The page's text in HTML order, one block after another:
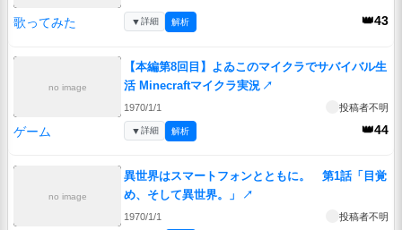
歌ってみた 👑43
▼詳細 解析
no image
【本編第8回目】よゐこのマイクラでサバイバル生
活 Minecraftマイクラ実況 ↗
1970/1/1 投稿者不明
ゲーム 👑44
▼詳細 解析
no image
異世界はスマートフォンとともに。 第1話「目覚
め、そして異世界。」
↗
1970/1/1 投稿者不明